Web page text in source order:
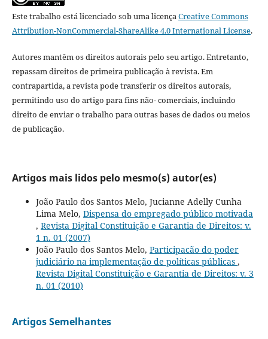
Este trabalho está licenciado sob uma licençaCreative Commons
Attribution-NonCommercial-ShareAlike 4.0 International License.
Autores mantêm os direitos autorais pelo seu artigo. Entretanto,
repassam direitos de primeira publicação à revista. Em
contrapartida, a revista pode transferir os direitos autorais,
permitindo uso do artigo para fins não- comerciais, incluindo
direito de enviar o trabalho para outras bases de dados ou meios
de publicação.
Artigos mais lidos pelo mesmo(s) autor(es)
João Paulo dos Santos Melo, Jucianne Adelly Cunha
Lima Melo, Dispensa do empregado público motivada
, Revista Digital Constituição e Garantia de Direitos: v.
1 n. 01 (2007)
João Paulo dos Santos Melo, Participacão do poder
judiciário na implementação de políticas públicas ,
Revista Digital Constituição e Garantia de Direitos: v. 3
n. 01 (2010)
Artigos Semelhantes